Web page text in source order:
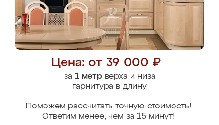
Цена: от 39 000 ₽
за 1 метрверха и низа
гарнитура в длину
Поможем рассчитать точную стоимость!
Ответим менее, чем за 15 минут!